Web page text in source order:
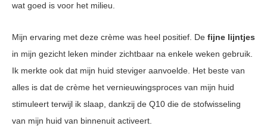
wat goed is voor het milieu.
Mijn ervaring met deze crème was heel positief. De fijne lijntjes
in mijn gezicht leken minder zichtbaar na enkele weken gebruik.
Ik merkte ook dat mijn huid steviger aanvoelde. Het beste van
alles is dat de crème het vernieuwingsproces van mijn huid
stimuleert terwijl ik slaap, dankzij de Q10 die de stofwisseling
van mijn huid van binnenuit activeert.